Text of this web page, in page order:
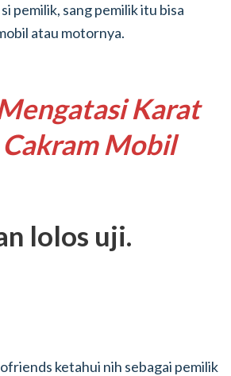
pemilik, sang pemilik itu bisa
atau motornya.
Karat
Mobil
lolos uji.
ketahui nih sebagai pemilik